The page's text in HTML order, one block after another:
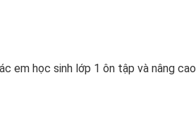
em học sinh lớp 1 ôn tập và nâng